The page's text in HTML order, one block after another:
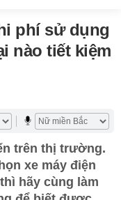
phí sử dụng
nào tiết kiệm
trên thị trường.
xe máy điện
hãy cùng làm